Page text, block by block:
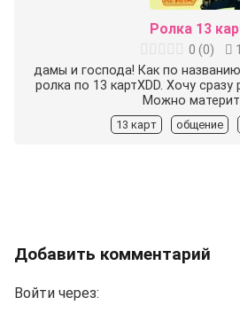
Ролка 13
0 (0)
дамы и господа! Как по
ролка по 13 картXDD. Хочу сразу
Можно
13 карт общение
Добавить комментарий
Войти через: